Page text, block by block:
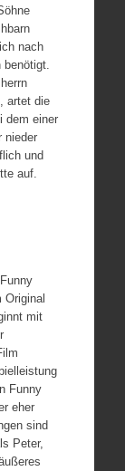
nach
artet die
dem einer
nieder
und
auf.
Original
mit
Funny
eher
sind
Peter,